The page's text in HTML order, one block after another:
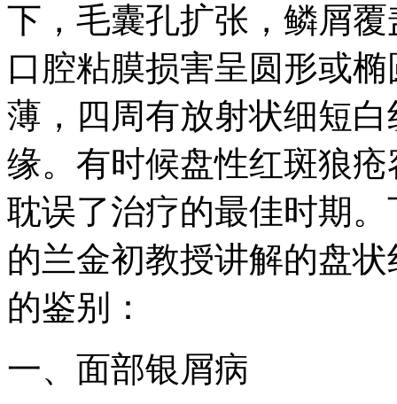
下，毛囊孔扩张，鳞屑
口腔粘膜损害呈圆形或
薄，四周有放射状细短
缘。有时候盘性红斑狼
耽误了治疗的最佳时期
的兰金初教授讲解的盘
的鉴别：
一、面部银屑病